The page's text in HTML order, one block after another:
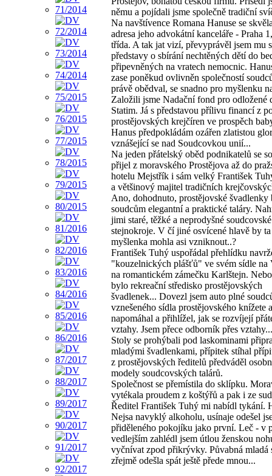
němu a pojídali jsme společně tradiční
Na navštívence Romana Hanuse se
adresa jeho advokátní kanceláře - Praha
třída. A tak jat vizí, převyprávěl jsem mu
představy o sbírání nechtěných dětí do
připevněných na vratech nemocnic.
zase poněkud ovlivněn společností
právě obědval, se snadno pro myšlenku
Založili jsme Nadační fond pro odložené
Statim. Já s představou přílivu financí z
prostějovských krejčíren ve prospěch
Hanus předpokládám ozářen zlatistou
vznášející se nad Soudcovkou unií...
Na jeden přátelský oběd podnikatelů se
přijel z moravského Prostějova až do
hotelu Mejstřík i sám velký František
a většinový majitel tradičních
Ano, dohodnuto, prostějovské švadlenky
soudcům elegantní a praktické taláry.
jimi staré, těžké a neprodyšné soudcovské
stejnokroje. V čí jiné osvícené hlavě by ta
myšlenka mohla asi vzniknout..?
František Tuhý uspořádal přehlídku
"kouzelnických plášťů" ve svém sídle na
na romantickém zámečku Karlštejn.
bylo rekreační středisko prostějovských
švadlenek... Dovezl jsem auto plné
vznešeného sídla prostějovského knížete a
napomáhal a přihlížel, jak se rozvíjejí
vztahy. Jsem přece odborník přes vztahy...
Stoly se prohýbali pod laskominami
mladými švadlenkami, přípitek stíhal
z prostějovských ředitelů předváděl
modely soudcovských talárů.
Společnost se přemístila do sklípku.
vytékala proudem z koštýřů a pak i ze
Ředitel František Tuhý mi nabídl tykání.
Nejsa navyklý alkoholu, usínaje odešel
přiděleného pokojíku jako první. Leč - v
vedlejším zahlédl jsem útlou ženskou
vyčnívat zpod přikrývky. Půvabná mladá
zřejmě odešla spát ještě přede mnou...